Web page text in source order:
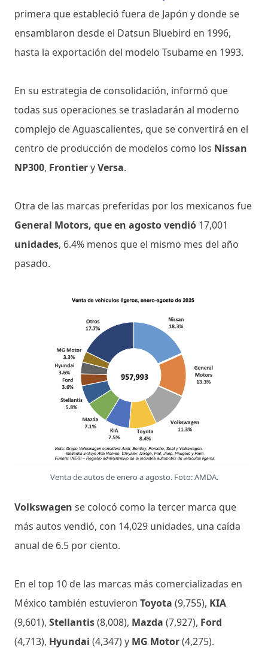
primera que estableció fuera de Japón y donde se
ensamblaron desde el Datsun Bluebird en 1996,
hasta la exportación del modelo Tsubame en 1993.
En su estrategia de consolidación, informó que
todas sus operaciones se trasladarán al moderno
complejo de Aguascalientes, que se convertirá en el
centro de producción de modelos como los Nissan
NP300, FrontieryVersa.
Otra de las marcas preferidas por los mexicanos fue
General Motors, que en agosto vendió 17,001
unidades, 6.4% menos que el mismo mes del año
pasado.
Venta de autos de enero a agosto. Foto: AMDA.
Volkswagen se colocó como la tercer marca que
más autos vendió, con 14,029 unidades, una caída
anual de 6.5 por ciento.
En el top 10 de las marcas más comercializadas en
México también estuvieron Toyota (9,755), KIA
(9,601), Stellantis(8,008), Mazda (7,927), Ford
(4,713), Hyundai (4,347) y MG Motor(4,275).